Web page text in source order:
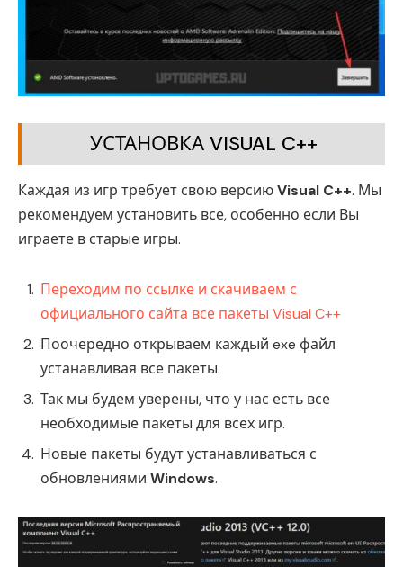
УСТАНОВКА VISUAL C++
Каждая из игр требует свою версиюVisual C++. Мы
рекомендуем установить все, особенно если Вы
играете в старые игры.
Переходим по ссылке и скачиваем с
официального сайта все пакеты Visual C++
Поочередно открываем каждый exe файл
устанавливая все пакеты.
Так мы будем уверены, что у нас есть все
необходимые пакеты для всех игр.
Новые пакеты будут устанавливаться с
обновлениями Windows.